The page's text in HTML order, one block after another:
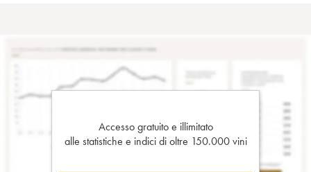
Accesso gratuito e illimitato
alle statistiche e indici di oltre 150.000 vini